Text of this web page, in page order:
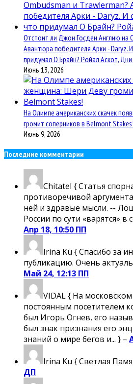
Отстоит ли Джон Госден Англию на
Авантюра победителя Арки - Daryz.
придумал О Брайн? Ройал Аскот,
Июнь 13, 2026
На Олимпе американских скачек
громит соперников в Belmont Stakes!
Июнь 9, 2026
Последние комментарии
Chitatel { Статья
противоречивой
ней и здравые мысли. --
России по сути «варятся» в
Апр 18, 10:50 ПП
Irina Ku { Спасибо за
публикацию. Очень
Май 24, 12:13 ПП
VIDAL{ На
постоянным посетителем
был Игорь Огнев, его
был знак признания его
знаний о мире бегов и... } –
Irina Ku { Светлая
ДП